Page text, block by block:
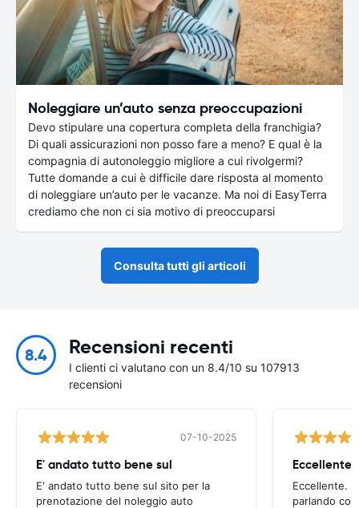
Noleggiare un’auto senza preoccupazioni
Devo stipulare una copertura completa della franchigia?
Di quali assicurazioni non posso fare a meno? E qual è la
compagnia di autonoleggio migliore a cui rivolgermi?
Tutte domande a cui è difficile dare risposta al momento
di noleggiare un’auto per le vacanze. Ma noi di EasyTerra
crediamo che non ci sia motivo di preoccuparsi
Consulta tutti gli articoli
8.4 Recensioni recenti
I clienti ci valutano con un 8.4/10 su 107913
recensioni
07-10-2025
E' andato tutto bene sul
E' andato tutto bene sul sito per la
prenotazione del noleggio auto
Eccellente.
parlando